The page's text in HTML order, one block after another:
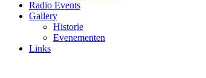
Radio Events
Gallery
Historie
Evenementen
Links